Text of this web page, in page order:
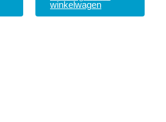
winkelwagen